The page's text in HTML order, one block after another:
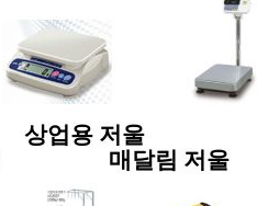
상업용 저울
매달림 저울